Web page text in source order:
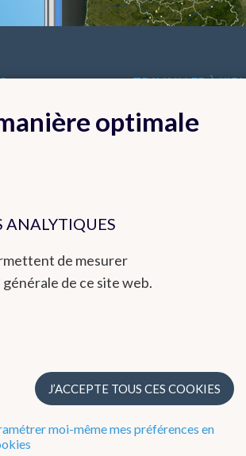
TRAVAILLER À
Stages
la recherche, l'innovation et
moyen de son enregistrement
selon la norme ISO9001.
confidentialité Préférences en matière
optimale
ANALYTIQUES
de mesurer
de ce site web.
J’ACCEPTE TOUS CES COOKIES
moi-même mes préférences en